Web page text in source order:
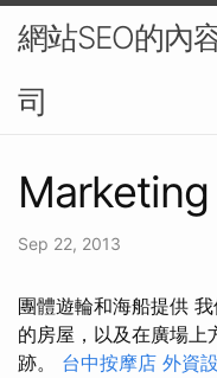
網站SEO的內
司
Sep 22, 2013
團體遊輪和海船提供
的房屋，以及在廣場上
跡。 台中按摩店 外資